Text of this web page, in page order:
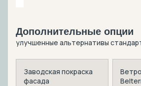
Дополнительные опции
улучшенные альтернативы
Заводская покраска
фасада